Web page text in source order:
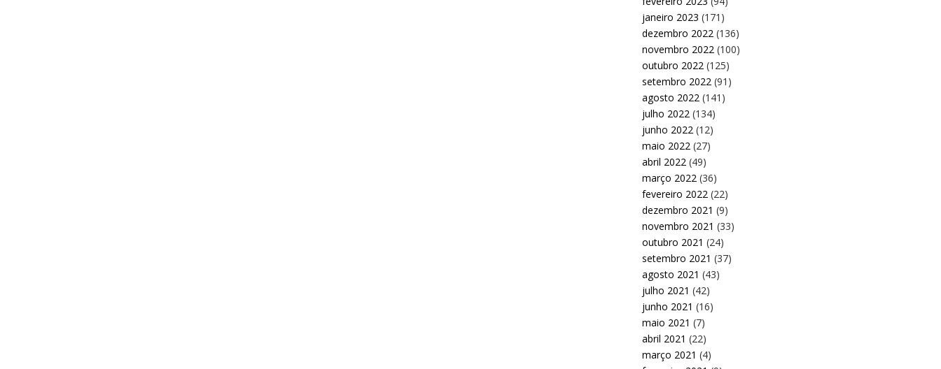
janeiro 2023 (171)
dezembro 2022 (136)
novembro 2022 (100)
outubro 2022 (125)
setembro 2022 (91)
agosto 2022 (141)
julho 2022 (134)
junho 2022 (12)
maio 2022 (27)
abril 2022 (49)
março 2022 (36)
fevereiro 2022 (22)
dezembro 2021 (9)
novembro 2021 (33)
outubro 2021 (24)
setembro 2021 (37)
agosto 2021 (43)
julho 2021 (42)
junho 2021 (16)
maio 2021 (7)
abril 2021 (22)
março 2021 (4)